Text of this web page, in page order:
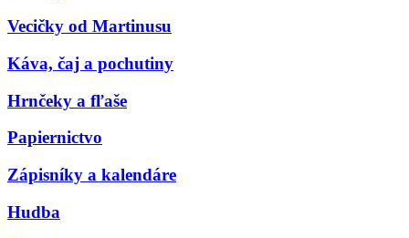
Vecičky od Martinusu
Káva, čaj a pochutiny
Hrnčeky a fľaše
Papiernictvo
Zápisníky a kalendáre
Hudba